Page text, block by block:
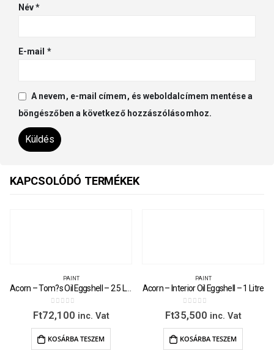
Név*
E-mail *
A nevem, e-mail címem, és weboldalcímem mentése a
böngészőben a következő hozzászólásomhoz.
KAPCSOLÓDÓ TERMÉKEK
PAINT
0 out of 5
Ft72,100 inc. Vat
KOSÁRBA TESZEM
PAINT
Acorn – Interior Oil Eggshell – 1 Litre
0 out of 5
Ft35,500 inc. Vat
KOSÁRBA TESZEM